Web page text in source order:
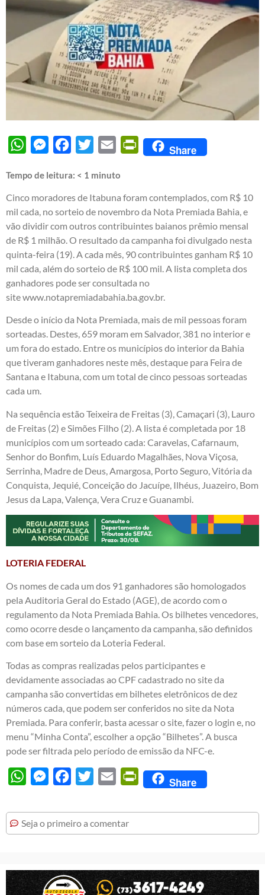
WhatsAppMessengerFacebook
Twitter Email PrintFriendly
Share
Tempo de leitura: < 1 minuto
Cinco moradores de Itabuna foram contemplados, com R$ 10
mil cada, no sorteio de novembro da Nota Premiada Bahia, e
vão dividir com outros contribuintes baianos prêmio mensal
de R$ 1 milhão. O resultado da campanha foi divulgado nesta
quinta-feira (19). A cada mês, 90 contribuintes ganham R$ 10
mil cada, além do sorteio de R$ 100 mil. A lista completa dos
ganhadores pode ser consultada no
sitewww.notapremiadabahia.ba.gov.br.
Desde o início da Nota Premiada, mais de mil pessoas foram
sorteadas. Destes, 659 moram em Salvador, 381 no interior e
um fora do estado. Entre os municípios do interior da Bahia
que tiveram ganhadores neste mês, destaque para Feira de
Santana e Itabuna, com um total de cinco pessoas sorteadas
cada um.
Na sequência estão Teixeira de Freitas (3), Camaçari (3), Lauro
de Freitas (2) e Simões Filho (2). A lista é completada por 18
municípios com um sorteado cada: Caravelas, Cafarnaum,
Senhor do Bonfim, Luís Eduardo Magalhães, Nova Viçosa,
Serrinha, Madre de Deus, Amargosa, Porto Seguro, Vitória da
Conquista, Jequié, Conceição do Jacuípe, Ilhéus, Juazeiro, Bom
Jesus da Lapa, Valença, Vera Cruz e Guanambi.
LOTERIA FEDERAL
Os nomes de cada um dos 91 ganhadores são homologados
pela Auditoria Geral do Estado (AGE), de acordo com o
regulamento da Nota Premiada Bahia. Os bilhetes vencedores,
como ocorre desde o lançamento da campanha, são definidos
com base em sorteio da Loteria Federal.
Todas as compras realizadas pelos participantes e
devidamente associadas ao CPF cadastrado no site da
campanha são convertidas em bilhetes eletrônicos de dez
números cada, que podem ser conferidos no site da Nota
Premiada. Para conferir, basta acessar o site, fazer o login e, no
menu “Minha Conta”, escolher a opção “Bilhetes”. A busca
pode ser filtrada pelo período de emissão da NFC-e.
WhatsAppMessengerFacebook
Twitter Email PrintFriendly
Share
Seja o primeiro a comentar